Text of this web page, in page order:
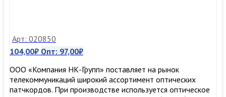
Арт: 020850
104,00₽ Опт: 97,00₽
ООО «Компания НК-Групп» поставляет на рынок
телекоммуникаций широкий ассортимент оптических
патчкордов. При производстве используется оптическое